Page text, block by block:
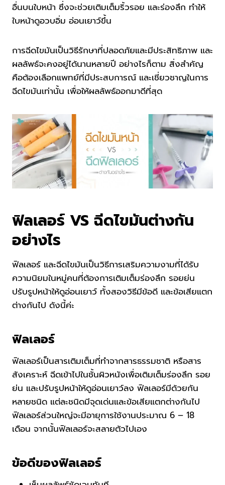
อื่นบนใบหน้า ซึ่งจะช่วยเติมเต็มริ้วรอย และร่องลึก ทำให้
ใบหน้าดูอวบอิ่ม อ่อนเยาว์ขึ้น
การฉีดไขมันเป็นวิธีรักษาที่ปลอดภัยและมีประสิทธิภาพ และ
ผลลัพธ์จะคงอยู่ได้นานหลายปี อย่างไรก็ตาม สิ่งสำคัญ
คือต้องเลือกแพทย์ที่มีประสบการณ์ และเชี่ยวชาญในการ
ฉีดไขมันเท่านั้น เพื่อให้ผลลัพธ์ออกมาดีที่สุด
ฟิลเลอร์ VS ฉีดไขมันต่างกัน
อย่างไร
ฟิลเลอร์ และฉีดไขมันเป็นวิธีการเสริมความงามที่ได้รับ
ความนิยมในหมู่คนที่ต้องการเติมเต็มร่องลึก รอยย่น
ปรับรูปหน้าให้ดูอ่อนเยาว์ ทั้งสองวิธีมีข้อดี และข้อเสียแตก
ต่างกันไป ดังนี้ค่ะ
ฟิลเลอร์
ฟิลเลอร์เป็นสารเติมเต็มที่ทำจากสารธรรมชาติ หรือสาร
สังเคราะห์ ฉีดเข้าไปในชั้นผิวหนังเพื่อเติมเต็มร่องลึก รอย
ย่น และปรับรูปหน้าให้ดูอ่อนเยาว์ลง ฟิลเลอร์มีด้วยกัน
หลายชนิด แต่ละชนิดมีจุดเด่นและข้อเสียแตกต่างกันไป
ฟิลเลอร์ส่วนใหญ่จะมีอายุการใช้งานประมาณ 6 – 18
เดือน จากนั้นฟิลเลอร์จะสลายตัวไปเอง
ข้อดีของฟิลเลอร์